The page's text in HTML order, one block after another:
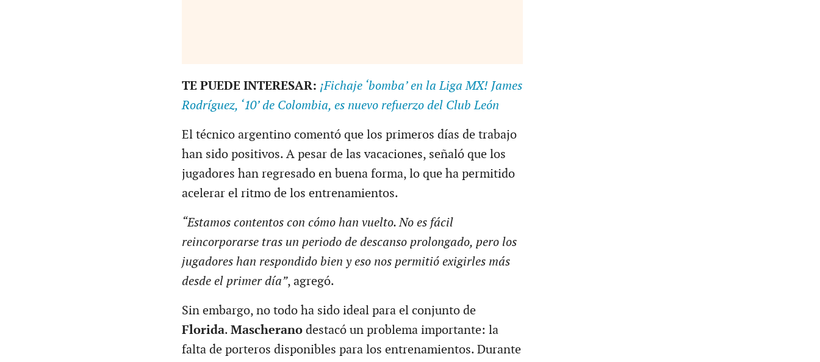
TE PUEDE INTERESAR: ¡Fichaje ‘bomba’ en la Liga MX! James
Rodríguez, ‘10’ de Colombia, es nuevo refuerzo del Club León
El técnico argentino comentó que los primeros días de trabajo
han sido positivos. A pesar de las vacaciones, señaló que los
jugadores han regresado en buena forma, lo que ha permitido
acelerar el ritmo de los entrenamientos.
“Estamos contentos con cómo han vuelto. No es fácil
reincorporarse tras un periodo de descanso prolongado, pero los
jugadores han respondido bien y eso nos permitió exigirles más
desde el primer día”, agregó.
Sin embargo, no todo ha sido ideal para el conjunto de
Florida. Mascherano destacó un problema importante: la
falta de porteros disponibles para los entrenamientos. Durante